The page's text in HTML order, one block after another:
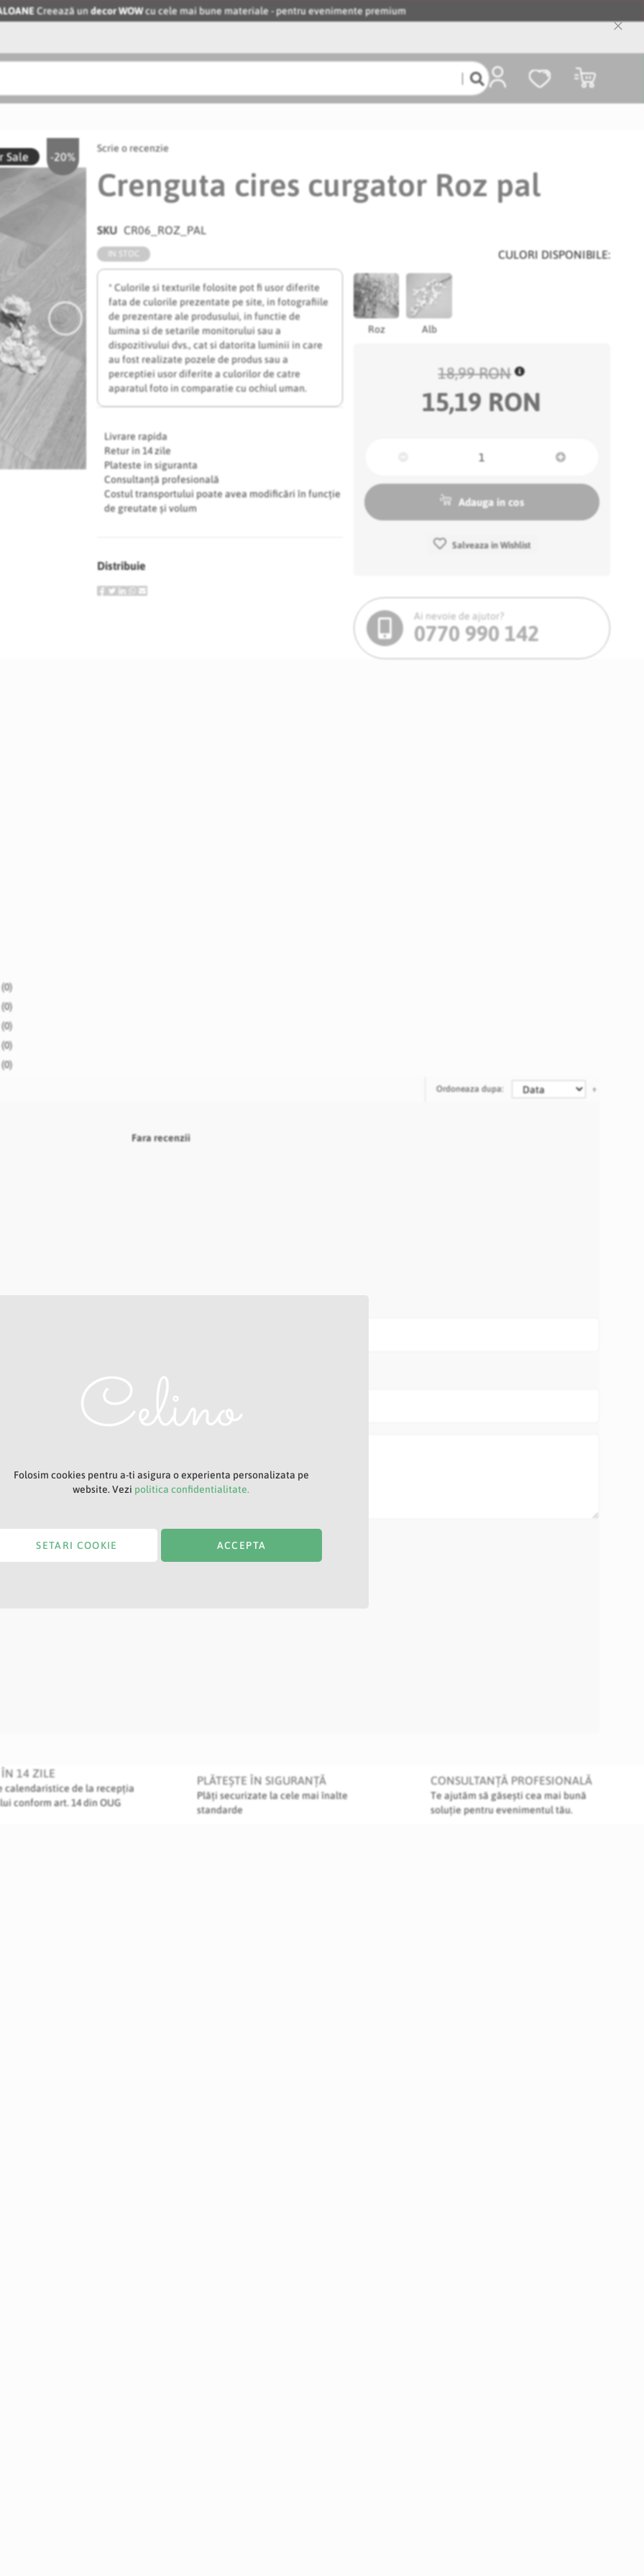
Creează undecor WOWcu cele mai bune materiale - pentru evenimente premium
Coșul meu
-20%
Sale
Scrie o recenzie
Crenguta cires curgator Roz pal
SKU CR06_ROZ_PAL
* Culorile si texturile folosite pot fi usor diferite
fata de culorile prezentate pe site, in fotografiile
de prezentare ale produsului, in functie de
lumina si de setarile monitorului sau a
dispozitivului dvs., cat si datorita luminii in care
au fost realizate pozele de produs sau a
perceptiei usor diferite a culorilor de catre
aparatul foto in comparatie cu ochiul uman.
Livrare rapida
Retur in 14 zile
Plateste in siguranta
Consultanță profesională
Costul transportului poate avea modificări în funcție
de greutate și volum
Distribuie
CULORI DISPONIBILE:
Roz Alb
18,99 RON
15,19 RON
Adauga in cos
Salveaza in Wishlist
Ai nevoie de ajutor?
0770 990 142
Ordoneaza dupa:
Fara recenzii
ÎN 14 ZILE
calendaristice de la recepția
conform art. 14 din OUG
PLĂTEȘTE ÎN SIGURANȚĂ
Plăți securizate la cele mai înalte
standarde
CONSULTANȚĂ PROFESIONALĂ
Te ajutăm să găsești cea mai bună
soluție pentru evenimentul tău.
Folosim cookies pentru a-ti asigura o experienta personalizata pe
website. Vezi politica confidentialitate.
ACCEPTA
SETARI COOKIE